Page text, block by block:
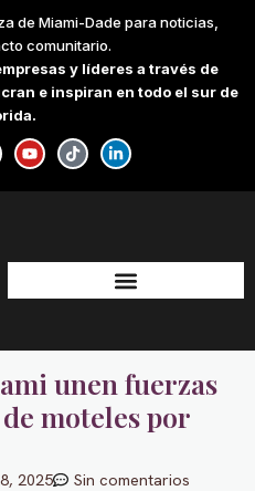
de Miami-Dade para noticias,
comunitario.
y líderes a través de
e inspiran en todo el sur de
Y
o
u
t
T
i
k
t
L
i
n
k
-
i
n
unen fuerzas
moteles por
2025 Sin comentarios